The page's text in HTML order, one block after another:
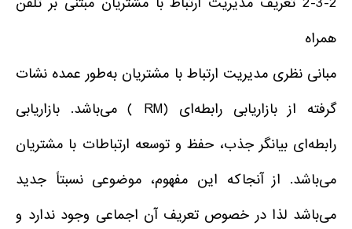
همراه
مبانی نظری مدیریت ارتباط با مشتریان به‌طور عمده نشات
گرفته از بازاریابی رابطه‌ای (RM ) می‌باشد. بازاریابی
رابطه‌ای بیانگر جذب، حفظ و توسعه ارتباطات با مشتریان
می‌باشد. از آنجاکه این مفهوم، موضوعی نسبتاً جدید
می‌باشد لذا در خصوص تعریف آن اجماعی وجود ندارد و